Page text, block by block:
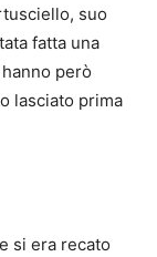
suo
fatta una
però
lasciato prima
si era recato